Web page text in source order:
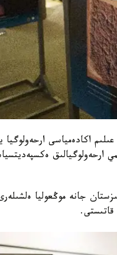
اكادەمياسى
ارحەولوگيالىق
جانە موڭعوليا
قاتىستى.